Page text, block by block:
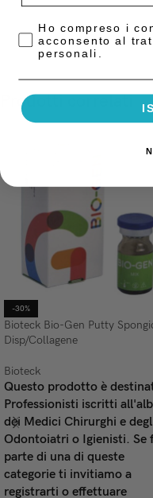
lasciata immersa per più
Prodotti correlati
-30%
Bioteck Bio-Gen Putty
Disp/Collagene
Bioteck
Questo prodotto è
Professionisti iscritti
dei Medici Chirurghi e
Odontoiatri o Igienisti. Se
parte di una di queste
categorie ti invitiamo a
registrarti o effettuare
Privacy Policy
Ho compreso i
acconsento al
personali.